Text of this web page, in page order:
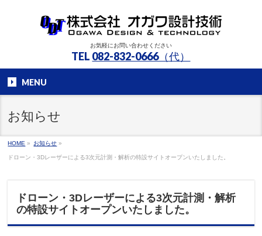
お気軽にお問い合わせください
TEL 082-832-0666（代）
MENU
お知らせ
HOME » お知らせ »
ドローン・3Dレーザーによる3次元計測・解析の特設サイトオープンいたしました。
ドローン・3Dレーザーによる3次元計測・解析
の特設サイトオープンいたしました。